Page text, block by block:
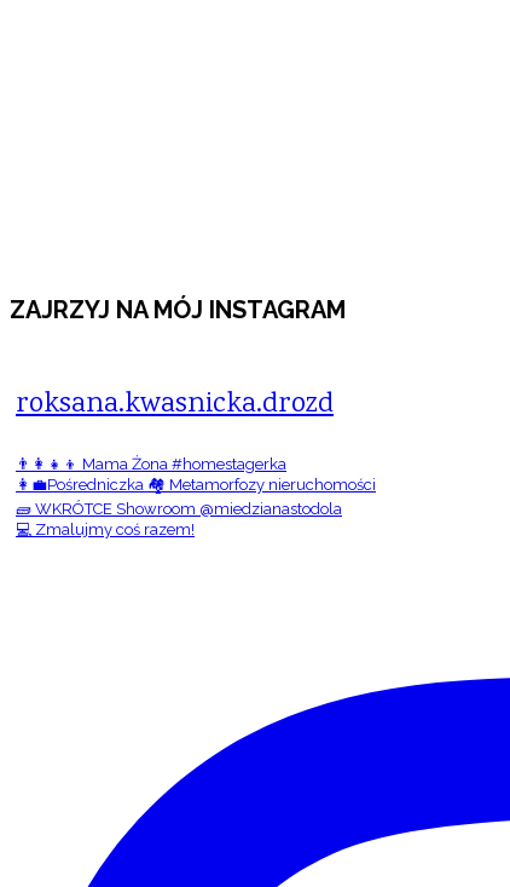
ZAJRZYJ NA MÓJ INSTAGRAM
roksana.kwasnicka.drozd
👨‍👩‍👧‍👦 Mama Żona #homestagerka
👩‍💼Pośredniczka 🏘️ Metamorfozy nieruchomości
🧱 WKRÓTCE Showroom @miedzianastodola
💻 Zmalujmy coś razem!